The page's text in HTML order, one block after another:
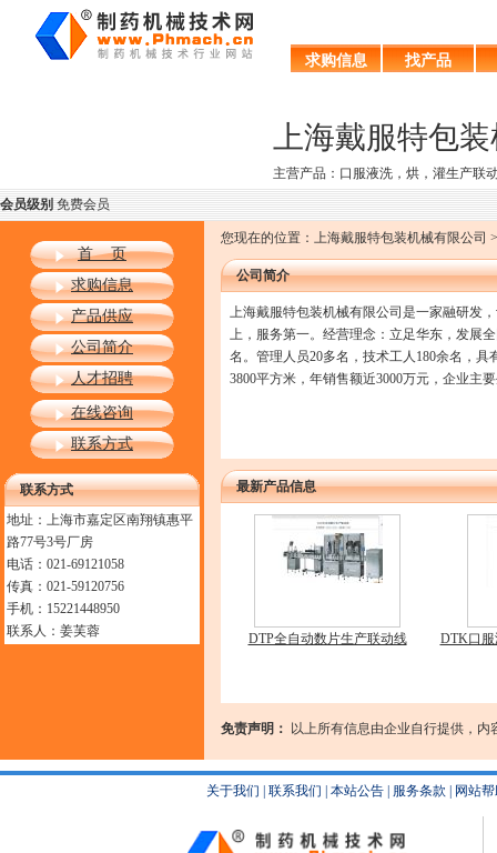
求购信息 找产品
上海戴服特包
主营产品：口服液洗，烘，灌生产联
会员级别免费会员
首 页
求购信息
产品供应
公司简介
人才招聘
在线咨询
联系方式
联系方式
地址：上海市嘉定区南翔镇惠平
路77号3号厂房
电话：021-69121058
传真：021-59120756
手机：15221448950
联系人：姜芙蓉
您现在的位置：上海戴服特包装机械有限公司
公司简介
上海戴服特包装机械有限公司是一家融研发
上，服务第一。经营理念：立足华东，发展
名。管理人员20多名，技术工人180余名，
3800平方米，年销售额近3000万元，企业
最新产品信息
DTP全自动数片生产联动线 DTK口
免责声明： 以上所有信息由企业自行提供，
关于我们 联系我们 本站公告 服务条款 网站